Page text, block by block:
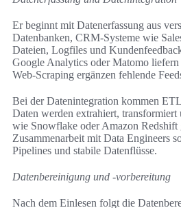
Er beginnt mit Datenerfassung aus
Datenbanken, CRM-Systeme wie
Dateien, Logfiles und
Google Analytics oder Matomo liefern
Web-Scraping ergänzen fehlende
Bei der Datenintegration kommen
Daten werden extrahiert, transformiert
wie Snowflake oder Amazon Redshift
Zusammenarbeit mit Data Engineers
Pipelines und stabile Datenflüsse.
Datenbereinigung und -vorbereitung
Nach dem Einlesen folgt die